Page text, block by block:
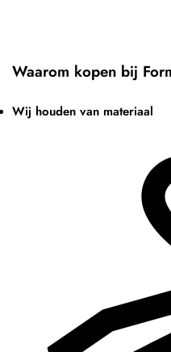
Waarom kopen bij
Wij houden van materiaal